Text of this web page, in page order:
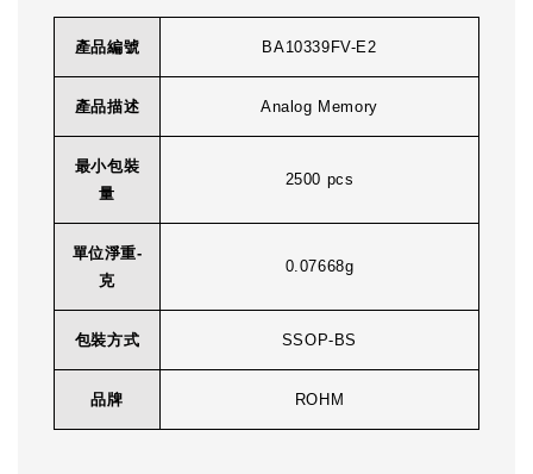
產品編號 BA10339FV-E2
產品描述 Analog Memory
最小包裝
量
2500 pcs
單位淨重-
克
0.07668g
包裝方式 SSOP-BS
品牌 ROHM